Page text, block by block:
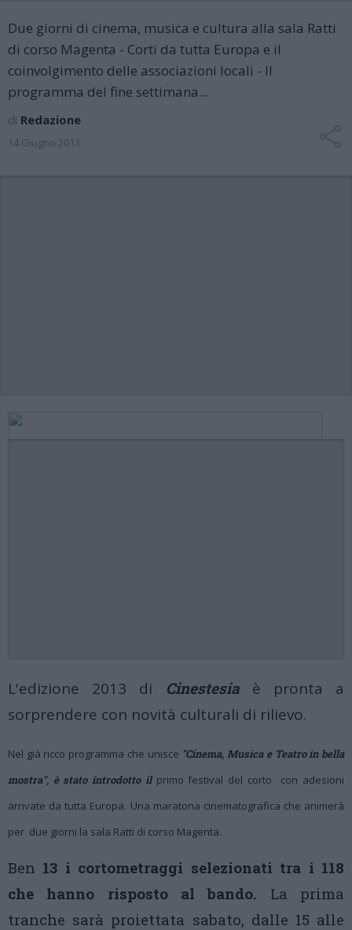
Due giorni di cinema, musica e cultura alla sala Ratti
di corso Magenta - Corti da tutta Europa e il
coinvolgimento delle associazioni locali - Il
programma del fine settimana...
di Redazione
14 Giugno 2013
L'edizione 2013 di Cinestesia è pronta a
sorprendere con novità culturali di rilievo.
Nel già ricco programma che unisce "Cinema, Musica e Teatro in bella
mostra", èstato introdotto ilprimo festival del corto
con adesioni
arrivate da tutta Europa. Una maratona cinematografica che animerà
per due giorni la sala Ratti di corso Magenta.
Ben 13 i cortometraggi selezionati tra i 118
che hanno risposto al bando. La prima
tranche sarà proiettata sabato, dalle 15 alle